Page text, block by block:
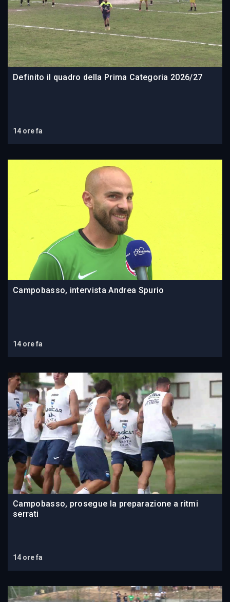
Definito il quadro della Prima Categoria 2026/27
14 ore fa
Campobasso, intervista Andrea Spurio
14 ore fa
Campobasso, prosegue la preparazione a ritmi
serrati
14 ore fa